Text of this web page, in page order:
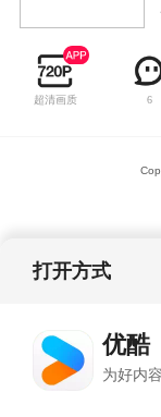
超清画质 6
打开方式
优酷
为好内